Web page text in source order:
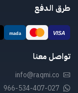
طرق الدفع
تواصل معنا
info@raqmi.co
966-534-407-027